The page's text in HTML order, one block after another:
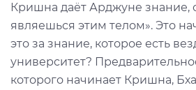
Кришна даёт Арджуне знание,
являешься этим телом». Это
это за знание, которое есть
университет?
которого начинает Кришна,